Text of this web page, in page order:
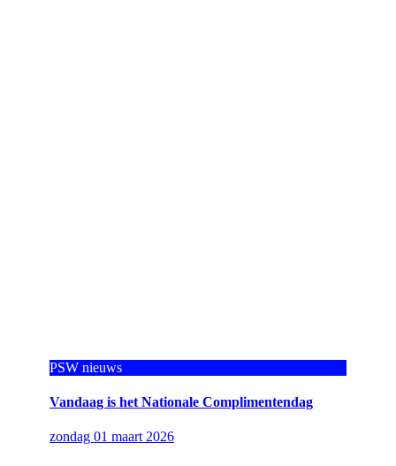
PSW nieuws
Vandaag is het Nationale Complimentendag
zondag 01 maart 2026